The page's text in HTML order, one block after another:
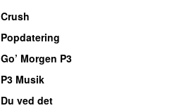
Crush
Popdatering
Go’ Morgen P3
P3 Musik
Du ved det